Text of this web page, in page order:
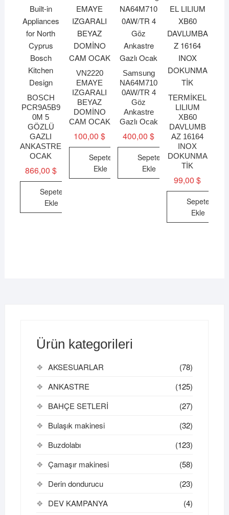
BOSCH
PCR9A5B9
0M 5
GÖZLÜ
GAZLI
ANKASTRE
OCAK
866,00 $
Sepete
Ekle
VN2220
EMAYE
IZGARALI
BEYAZ
DOMİNO
CAM OCAK
100,00$
Sepete
Ekle
Samsung
NA64M710
0AW/TR 4
Göz
Ankastre
Gazlı Ocak
400,00$
Sepete
Ekle
TERMİKEL
LILIUM
XB60
DAVLUMB
AZ 16164
INOX
DOKUNMA
TİK
99,00$
Sepete
Ekle
Ürün kategorileri
AKSESUARLAR
(78)
ANKASTRE
(125)
BAHÇE SETLERİ
(27)
Bulaşık makinesi
(32)
Buzdolabı
(123)
Çamaşır makinesi
(58)
Derin dondurucu
(23)
DEV KAMPANYA
(4)